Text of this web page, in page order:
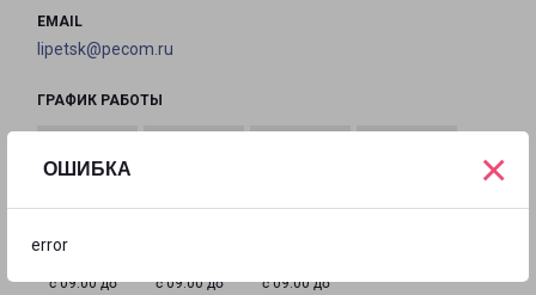
ОШИБКА
error
×
EMAIL
lipetsk@pecom.ru
ГРАФИК РАБОТЫ
с 09:00 до
21:00
21:00
21:00
21:00
с 09:00 до
с 09:00 до
с 09:00 до